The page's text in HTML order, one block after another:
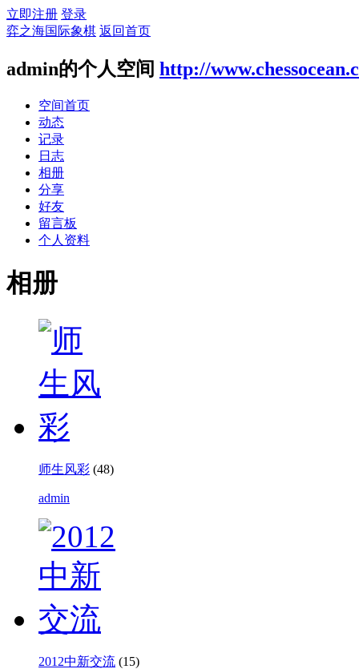
立即注册 登录
弈之海国际象棋 返回首页
admin的个人空间 http://
空间首页
动态
记录
日志
相册
分享
好友
留言板
个人资料
相册
师生风彩 (48)
admin
2012中新交流 (15)